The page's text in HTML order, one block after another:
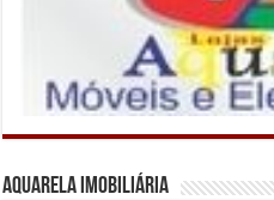
Aquarela Imobiliária